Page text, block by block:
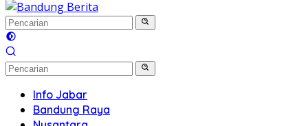
Info Jabar
Bandung Raya